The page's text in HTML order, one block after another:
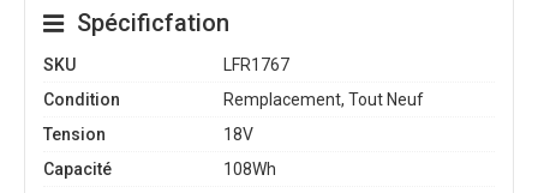
Spécificfation
SKU
LFR1767
Condition
Remplacement, Tout Neuf
Tension
18V
Capacité
108Wh